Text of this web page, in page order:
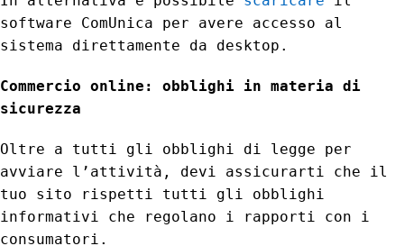
software ComUnica per avere accesso al
sistema direttamente da desktop.
Commercio online: obblighi in materia di
sicurezza
Oltre a tutti gli obblighi di legge per
avviare l’attività, devi assicurarti che il
tuo sito rispetti tutti gli obblighi
informativi che regolano i rapporti con i
consumatori.